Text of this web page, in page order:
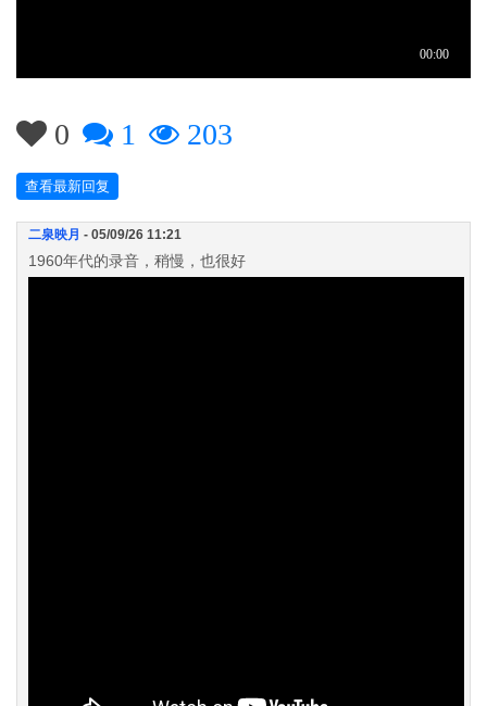
0 1 203
查看最新回复
二泉映月 - 05/09/26 11:21
1960年代的录音，稍慢，也很好